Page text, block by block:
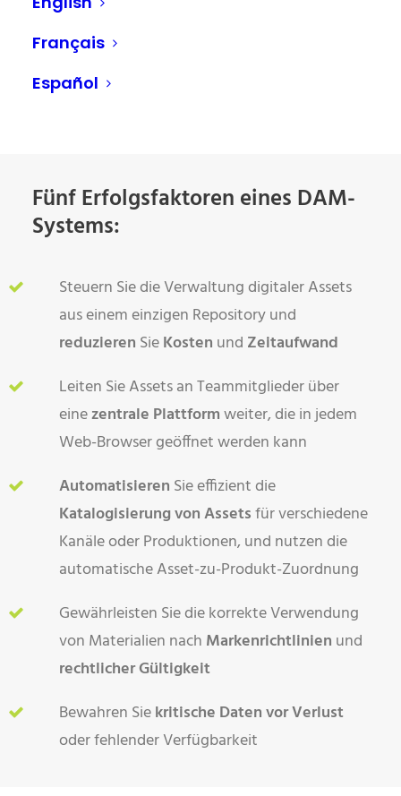
Français
Español
Fünf Erfolgsfaktoren eines DAM-
Systems:
Steuern Sie die Verwaltung digitaler Assets
aus einem einzigen Repository und
reduzieren SieKosten und Zeitaufwand
Leiten Sie Assets an Teammitglieder über
einezentrale Plattformweiter, die in jedem
Web-Browser geöffnet werden kann
Automatisieren Sie effizient die
Katalogisierung von Assetsfür verschiedene
Kanäle oder Produktionen, und nutzen die
automatische Asset-zu-Produkt-Zuordnung
Gewährleisten Sie die korrekte Verwendung
von Materialien nach Markenrichtlinien und
rechtlicher Gültigkeit
Bewahren Siekritische Daten vor Verlust
oder fehlender Verfügbarkeit